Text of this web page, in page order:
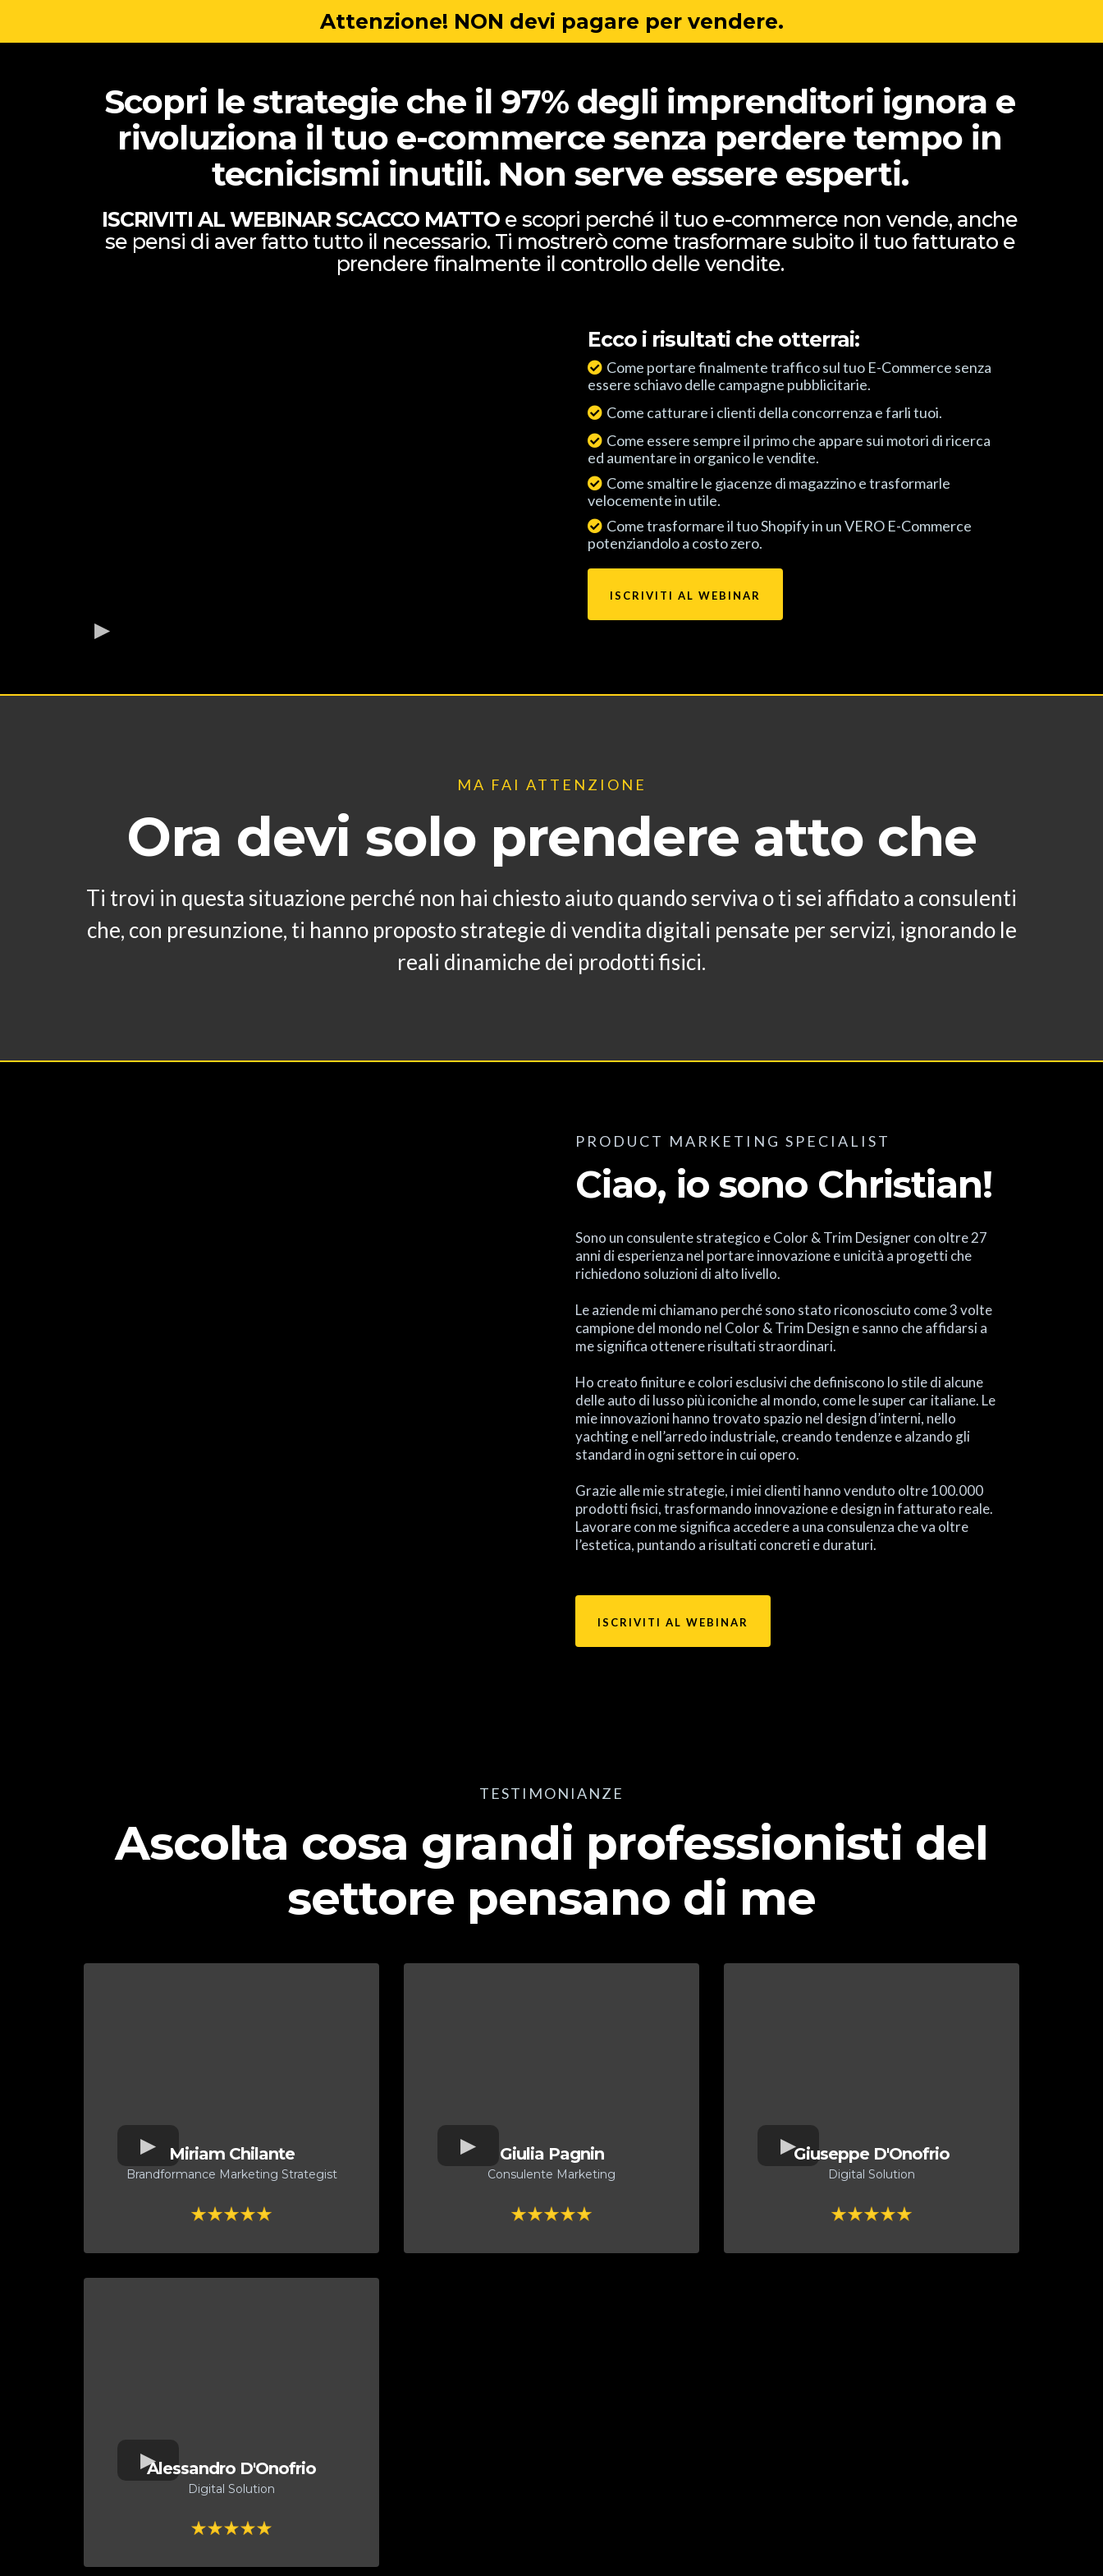
Attenzione! NON devi pagare per vendere.
Scopri le strategie che il 97% degli imprenditori ignora e
rivoluziona il tuo e-commerce senza perdere tempo in
tecnicismi inutili. Non serve essere esperti.
ISCRIVITI AL WEBINAR SCACCO MATTO e scopri perché il tuo e-commerce non vende, anche
se pensi di aver fatto tutto il necessario. Ti mostrerò come trasformare subito il tuo fatturato e
prendere finalmente il controllo delle vendite.
Ecco i risultati che otterrai:
Come portare finalmente traffico sul tuo E-Commerce senza
essere schiavo delle campagne pubblicitarie.
Come catturare i clienti della concorrenza e farli tuoi.
Come essere sempre il primo che appare sui motori di ricerca
ed aumentare in organico le vendite.
Come smaltire le giacenze di magazzino e trasformarle
velocemente in utile.
Come trasformare il tuo Shopify in un VERO E-Commerce
potenziandolo a costo zero.
ISCRIVITI AL WEBINAR
MA FAI ATTENZIONE
Ora devi solo prendere atto che
Ti trovi in questa situazione perché non hai chiesto aiuto quando serviva o ti sei affidato a consulenti
che, con presunzione, ti hanno proposto strategie di vendita digitali pensate per servizi, ignorando le
reali dinamiche dei prodotti fisici.
PRODUCT MARKETING SPECIALIST
Ciao, io sono Christian!
Sono un consulente strategico e Color & Trim Designer con oltre 27
anni di esperienza nel portare innovazione e unicità a progetti che
richiedono soluzioni di alto livello.
Le aziende mi chiamano perché sono stato riconosciuto come 3 volte
campione del mondo nel Color & Trim Design e sanno che affidarsi a
me significa ottenere risultati straordinari.
Ho creato finiture e colori esclusivi che definiscono lo stile di alcune
delle auto di lusso più iconiche al mondo, come le super car italiane. Le
mie innovazioni hanno trovato spazio nel design d’interni, nello
yachting e nell’arredo industriale, creando tendenze e alzando gli
standard in ogni settore in cui opero.
Grazie alle mie strategie, i miei clienti hanno venduto oltre 100.000
prodotti fisici, trasformando innovazione e design in fatturato reale.
Lavorare con me significa accedere a una consulenza che va oltre
l’estetica, puntando a risultati concreti e duraturi.
ISCRIVITI AL WEBINAR
TESTIMONIANZE
Ascolta cosa grandi professionisti del
settore pensano di me
Miriam Chilante
Brandformance Marketing Strategist
Giulia Pagnin
Consulente Marketing
Giuseppe D'Onofrio
Digital Solution
Alessandro D'Onofrio
Digital Solution